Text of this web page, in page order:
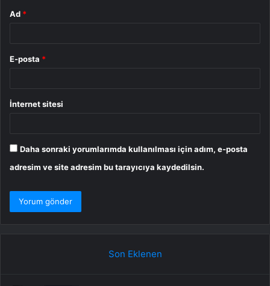
Ad *
E-posta *
İnternet sitesi
Daha sonraki yorumlarımda kullanılması için adım, e-posta
adresim ve site adresim bu tarayıcıya kaydedilsin.
Son Eklenen